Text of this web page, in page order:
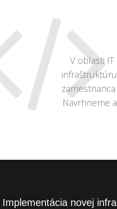
V oblasti
Navrhneme
Implementácia novej